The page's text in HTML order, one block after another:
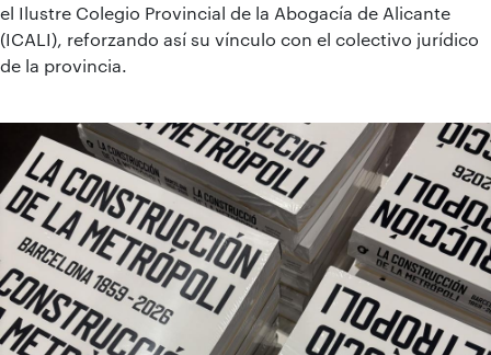
el Ilustre Colegio Provincial de la Abogacía de Alicante
(ICALI), reforzando así su vínculo con el colectivo jurídico
de la provincia.